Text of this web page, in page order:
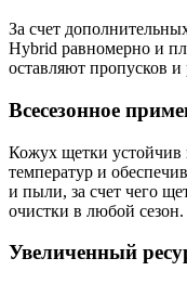
За счет
Hybrid равномерно и
оставляют пропусков и
Всесезонное
Кожух щетки устойчив
температур и
и пыли, за счет чего
очистки в любой сезон.
Увеличенный